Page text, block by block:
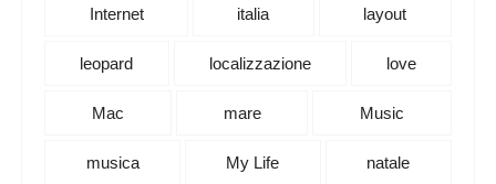
Internet italia layout
leopard localizzazione love
Mac mare Music
musica My Life natale